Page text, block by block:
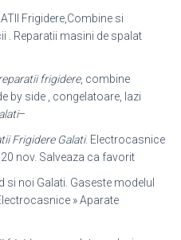
Frigidere,Combine si
. Reparatii masini de spalat
frigidere, combine
by side , congelatoare, lazi
–
Frigidere Galati. Electrocasnice
nov. Salveaza ca favorit
noi Galati. Gaseste modelul
» Aparate